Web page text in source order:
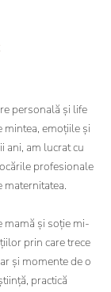
personală și life
mintea, emoțiile și
ani, am lucrat cu
profesionale
maternitatea.
mamă și soție mi-
prin care trece
și momente de o
practică